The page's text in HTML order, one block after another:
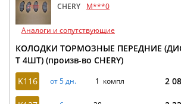
CHERY M***0
Аналоги и сопутствующие
КОЛОДКИ ТОРМОЗНЫЕ ПЕРЕДНИЕ
Т 4ШТ) (произв-во CHERY)
K116
от 5 дн. 1 компл 2